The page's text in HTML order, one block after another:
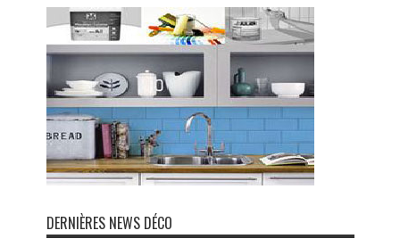
DERNIÈRES NEWS DÉCO